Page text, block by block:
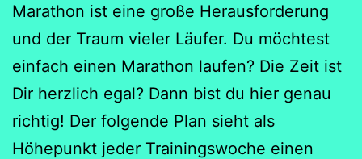
Marathon ist eine große Herausforderung
und der Traum vieler Läufer. Du möchtest
einfach einen Marathon laufen? Die Zeit ist
Dir herzlich egal? Dann bist du hier genau
richtig! Der folgende Plan sieht als
Höhepunkt jeder Trainingswoche einen